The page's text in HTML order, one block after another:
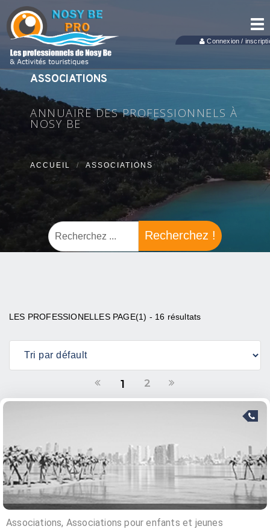
Connexion /
ASSOCIATIONS
ANNUAIRE DES PROFESSIONNELS À
NOSY BE
ACCUEIL ASSOCIATIONS
Recherchez !
LES PROFESSIONELLES PAGE(1) - 16 résultats
1 2
Associations, Associations pour enfants et jeunes